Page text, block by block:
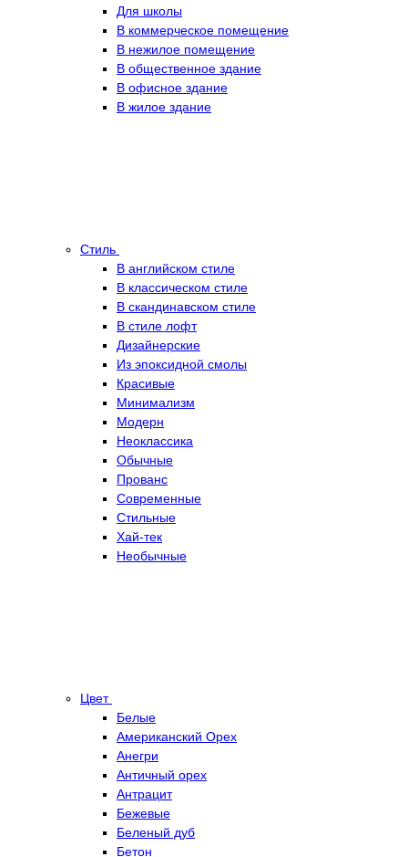
Для школы
В коммерческое помещение
В нежилое помещение
В общественное здание
В офисное здание
В жилое здание
Стиль
В английском стиле
В классическом стиле
В скандинавском стиле
В стиле лофт
Дизайнерские
Из эпоксидной смолы
Красивые
Минимализм
Модерн
Неоклассика
Обычные
Прованс
Современные
Стильные
Хай-тек
Необычные
Цвет
Белые
Американский Орех
Анегри
Античный орех
Антрацит
Бежевые
Беленый дуб
Бетон